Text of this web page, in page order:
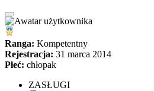
Ranga: Kompetentny
Rejestracja: 31 marca 2014
Płeć: chłopak
ZASŁUGI